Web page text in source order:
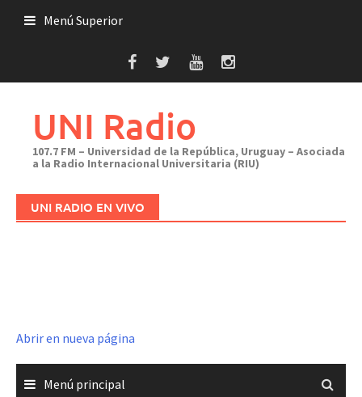
Menú Superior
UNI Radio
107.7 FM – Universidad de la República, Uruguay – Asociada
a la Radio Internacional Universitaria (RIU)
UNI RADIO EN VIVO
Abrir en nueva página
Menú principal